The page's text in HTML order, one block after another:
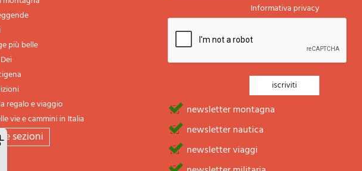
più belle
regalo e viaggio
vie e cammini in Italia
le sezioni
Informativa privacy
newsletter montagna
newsletter nautica
newsletter viaggi